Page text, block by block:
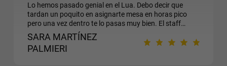
Lo hemos pasado genial en el Lua. Debo decir que
tardan un poquito en asignarte mesa en horas pico
pero una vez dentro te lo pasas muy bien. El staff
súper amable y empático (aún con los perritos) comida
buenísima, excelente ambiente y música en vivo.
Volveremos siempre porque, por suerte, somos vecinos
SARA MARTÍNEZ
PALMIERI